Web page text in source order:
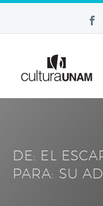
DE: EL
PARA: SU